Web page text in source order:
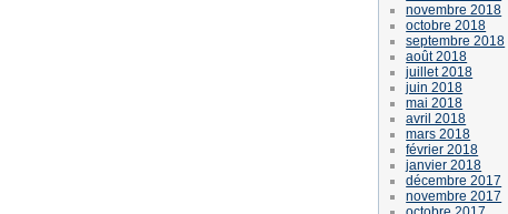
novembre 2018
octobre 2018
septembre 2018
août 2018
juillet 2018
juin 2018
mai 2018
avril 2018
mars 2018
février 2018
janvier 2018
décembre 2017
novembre 2017